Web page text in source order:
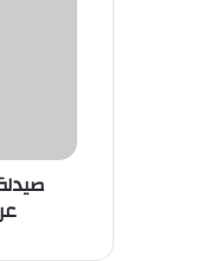
الغذائية